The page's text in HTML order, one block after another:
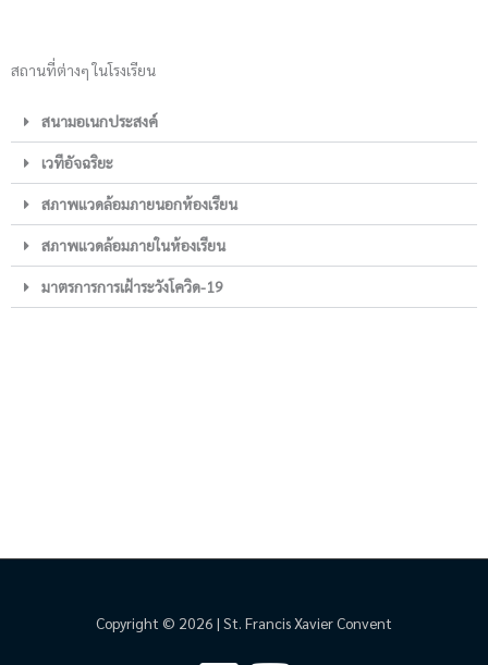
สถานที่ต่างๆ ในโรงเรียน
สนามอเนกประสงค์
เวทีอัจฉริยะ
สภาพแวดล้อมภายนอกห้องเรียน
สภาพแวดล้อมภายในห้องเรียน
มาตรการการเฝ้าระวังโควิด-19
Copyright © 2026 | St. Francis Xavier Convent